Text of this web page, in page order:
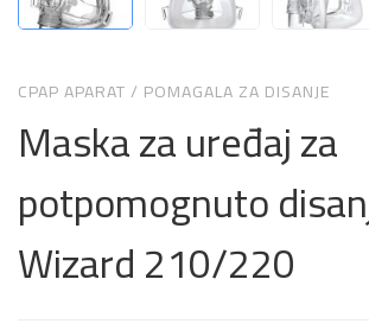
CPAP APARAT/ POMAGALA ZA DISANJE
Maska za uređaj za
potpomognuto
Wizard 210/220